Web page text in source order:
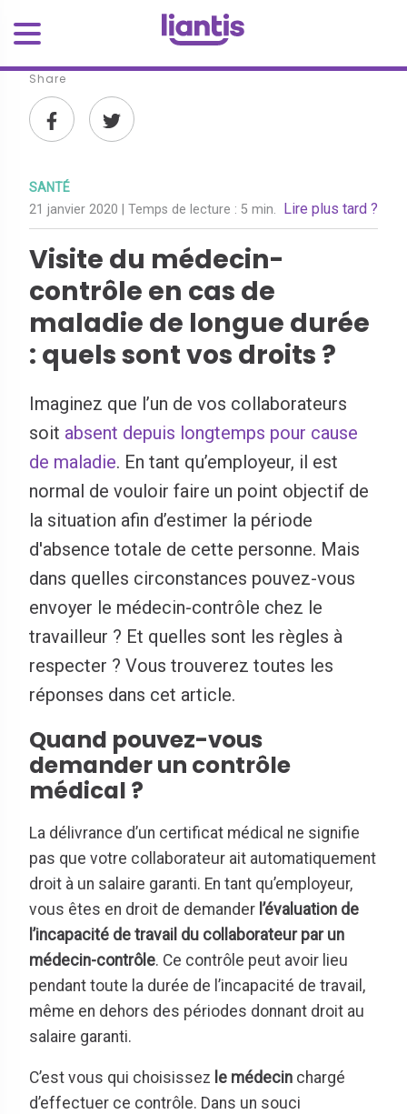
Share
SANTÉ
21 janvier 2020 | Temps de lecture : 5 min. Lire plus tard ?
Visite du médecin-
contrôle en cas de
maladie de longue durée
: quels sont vos droits ?
Imaginez que l’un de vos collaborateurs
soit absent depuis longtemps pour cause
de maladie. En tant qu’employeur, il est
normal de vouloir faire un point objectif de
la situation afin d’estimer la période
d'absence totale de cette personne. Mais
dans quelles circonstances pouvez-vous
envoyer le médecin-contrôle chez le
travailleur ? Et quelles sont les règles à
respecter ? Vous trouverez toutes les
réponses dans cet article.
Quand pouvez-vous
demander un contrôle
médical ?
La délivrance d’un certificat médical ne signifie
pas que votre collaborateur ait automatiquement
droit à un salaire garanti. En tant qu’employeur,
vous êtes en droit de demander l’évaluation de
l’incapacité de travail du collaborateur par un
médecin-contrôle. Ce contrôle peut avoir lieu
pendant toute la durée de l’incapacité de travail,
même en dehors des périodes donnant droit au
salaire garanti.
C’est vous qui choisissez le médecin chargé
d’effectuer ce contrôle. Dans un souci